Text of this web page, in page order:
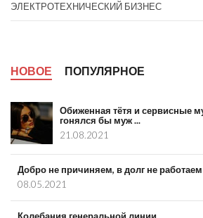
ЭЛЕКТРОТЕХНИЧЕСКИЙ БИЗНЕС
НОВОЕ ПОПУЛЯРНОЕ
Обиженная тётя и сервисные
гонялся бы муж ...
21.08.2021
Добро не причиняем, в долг не работаем
08.05.2021